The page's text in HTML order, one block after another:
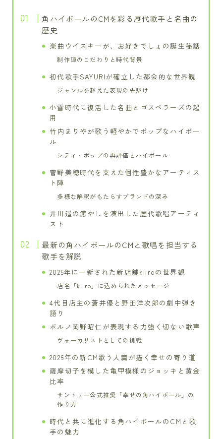
角ハイボールのCMを彩る歴代歌手と名曲の
歴史
楽曲ウイスキーが、お好きでしょの誕生秘話
制作陣のこだわりと時代背景
初代歌手SAYURIが確立した都会的な世界観
ジャンルを超えた表現の先駆け
小雪時代に復活した名曲とゴスペラーズの起
用
竹内まりやが歌う軽やかでポップなハイボー
ル
シティ・ポップの再評価とハイボール
菅野美穂時代を支えた個性豊かなアーティス
ト陣
多様な解釈がもたらすブランドの深み
井川遥の癒やしを演出した歴代歌唱アーティ
スト
最新の角ハイボールのCMと歌唱を担当する
歌手を解説
2025年に一新された新店舗kiiroの世界観
店名「kiiro」に込められたメッセージ
4代目店主の蒼井優と野田洋次郎の劇中弾き
語り
ポルノ岡野昭仁が表現する力強く切ない歌声
ヴォーカリストとしての挑戦
2026年の新CM歌う人篇が描く幸せの寄り道
薩摩切子を模した亀甲模様のジョッキと黄金
比率
サントリー公式推奨「幸せの角ハイボール」の
作り方
時代と共に進化する角ハイボールのCMと歌
手の魅力